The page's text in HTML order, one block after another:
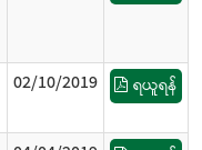
02/10/2019 ရယူရန်